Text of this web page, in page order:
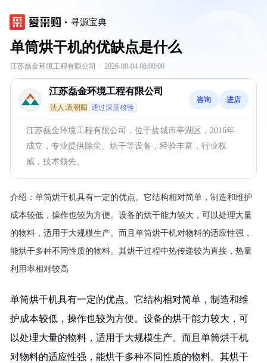
寻源宝典
单筒烘干机的优缺点是什么
江苏磊金环境工程有限公司 · 2026-08-04 08:00:00
江苏磊金环境工程有限公司
法人:袁朝阳 通过深度核验
咨询 进店
江苏磊金环境工程有限公司，位于盐城市亭湖区，2016年
成立，专业提供除尘、烘干等设备，经验丰富，行业权
威，技术领先。
介绍： 单筒烘干机具有一定的优点。它结构相对简单，制造和维护
成本较低，操作也较为方便。设备的烘干能力较大，可以处理大量
的物料，适用于大规模生产。而且单筒烘干机对物料的适应性强，
能烘干多种不同性质的物料。其烘干过程中热传递较为直接，热量
利用率相对较高
单筒烘干机具有一定的优点。它结构相对简单，制造和维
护成本较低，操作也较为方便。设备的烘干能力较大，可
以处理大量的物料，适用于大规模生产。而且单筒烘干机
对物料的适应性强，能烘干多种不同性质的物料。其烘干